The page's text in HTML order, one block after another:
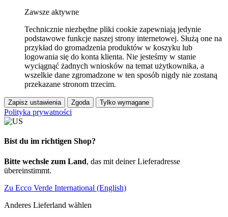
Zawsze aktywne
Technicznie niezbędne pliki cookie zapewniają jedynie
podstawowe funkcje naszej strony internetowej. Służą one na
przykład do gromadzenia produktów w koszyku lub
logowania się do konta klienta. Nie jesteśmy w stanie
wyciągnąć żadnych wniosków na temat użytkownika, a
wszelkie dane zgromadzone w ten sposób nigdy nie zostaną
przekazane stronom trzecim.
Zapisz ustawienia Zgoda Tylko wymagane
Polityka prywatności
Bist du im richtigen Shop?
Bitte wechsle zum Land, das mit deiner Lieferadresse
übereinstimmt.
Zu Ecco Verde International (English)
Anderes Lieferland wählen